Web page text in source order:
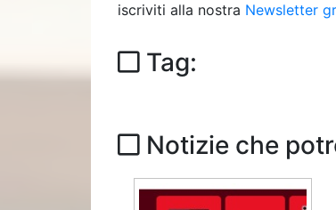
iscriviti alla nostra Newsletter
Tag:
Notizie che